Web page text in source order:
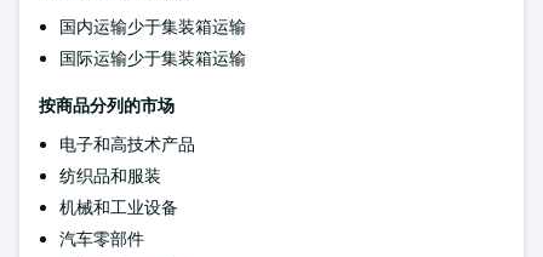
国内运输少于集装箱运输
国际运输少于集装箱运输
按商品分列的市场
电子和高技术产品
纺织品和服装
机械和工业设备
汽车零部件